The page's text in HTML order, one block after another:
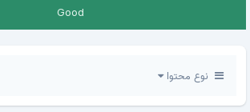
Good
نوع محتوا